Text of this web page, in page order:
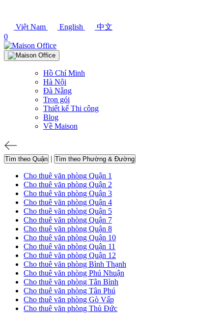
Việt Nam English
中文
0
Hồ Chí Minh
Hà Nội
Đà Nẵng
Trọn gói
Thiết kế Thi công
Blog
Về Maison
Tìm theo Quận | Tìm theo Phường & Đường
Cho thuê văn phòng Quận 1
Cho thuê văn phòng Quận 2
Cho thuê văn phòng Quận 3
Cho thuê văn phòng Quận 4
Cho thuê văn phòng Quận 5
Cho thuê văn phòng Quận 7
Cho thuê văn phòng Quận 8
Cho thuê văn phòng Quận 10
Cho thuê văn phòng Quận 11
Cho thuê văn phòng Quận 12
Cho thuê văn phòng Bình Thạnh
Cho thuê văn phòng Phú Nhuận
Cho thuê văn phòng Tân Bình
Cho thuê văn phòng Tân Phú
Cho thuê văn phòng Gò Vấp
Cho thuê văn phòng Thủ Đức